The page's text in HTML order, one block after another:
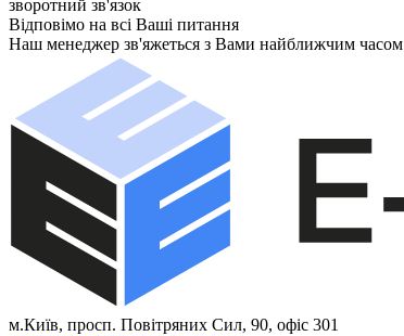
зворотний зв'язок
Відповімо на всі Ваші питання
Наш менеджер зв'яжеться з Вами найближчим часом
м.Київ, просп. Повітряних Сил, 90, офіс 301